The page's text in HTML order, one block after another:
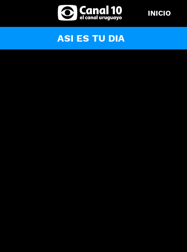
INICIO
ASI ES TU DIA